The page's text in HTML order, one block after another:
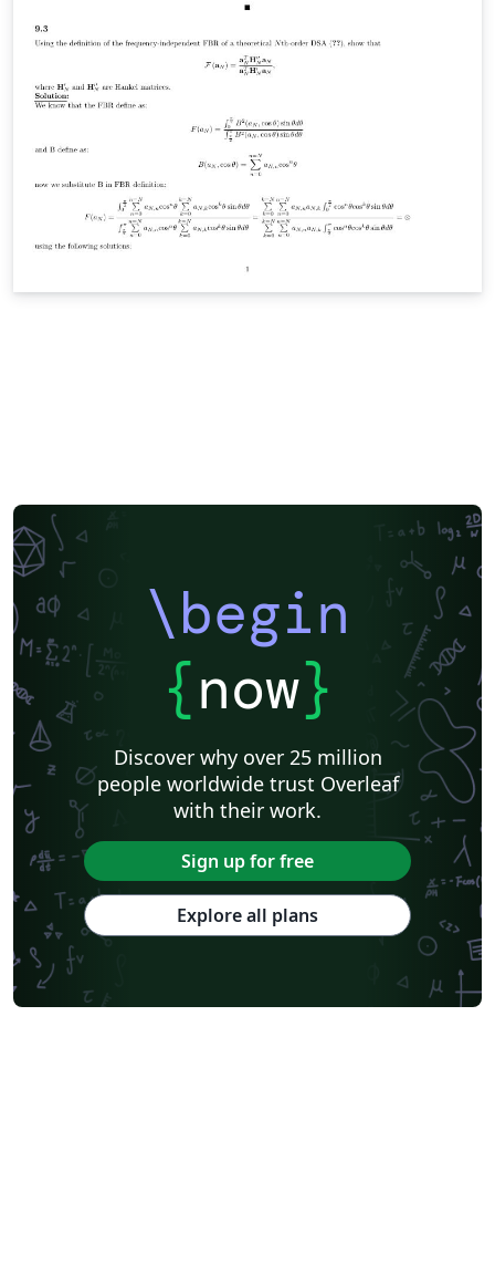
\begin
{now}
Discover why over 25 million
people worldwide trust Overleaf
with their work.
Sign up for free
Explore all plans